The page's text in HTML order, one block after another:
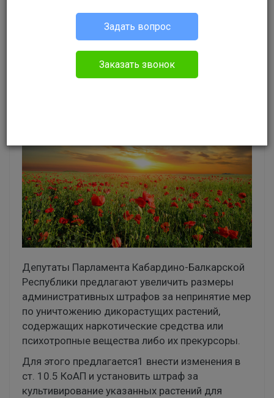
Администрация портала
Без указания категории
Депутаты Парламента Кабардино-Балкарской
Республики предлагают увеличить размеры
административных штрафов за непринятие мер
по уничтожению дикорастущих растений,
содержащих наркотические средства или
психотропные вещества либо их прекурсоры.
Для этого предлагается1 внести изменения в
ст. 10.5 КоАП и установить штраф за
культивирование указанных растений для
Задать вопрос
Заказать звонок